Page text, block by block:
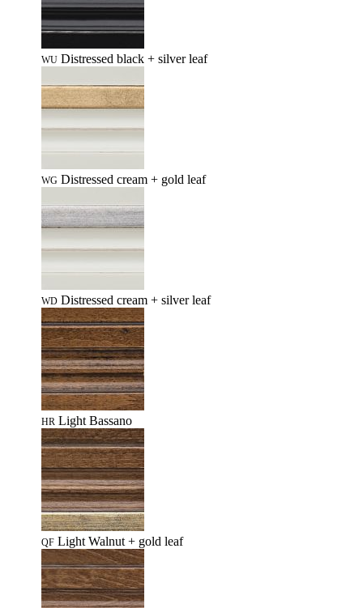
WU Distressed black + silver leaf
WG Distressed cream + gold leaf
WD Distressed cream + silver leaf
HR Light Bassano
QF Light Walnut + gold leaf